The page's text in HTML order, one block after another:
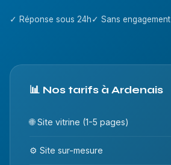
✓ Réponse sous 24h✓ Sans engagement
📊 Nos tarifs à Ardenais
🌐 Site vitrine (1-5 pages)
⚙️ Site sur-mesure